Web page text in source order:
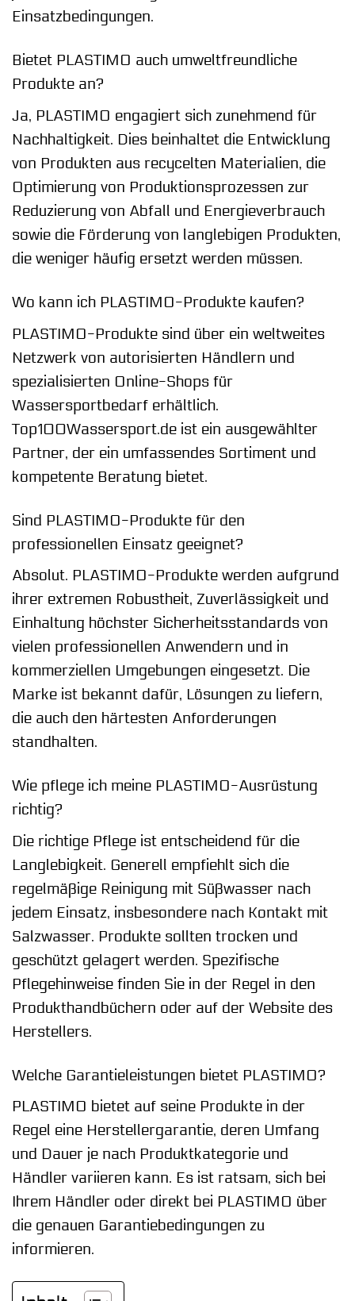
Einsatzbedingungen.
Bietet PLASTIMO auch umweltfreundliche
Produkte an?
Ja, PLASTIMO engagiert sich zunehmend für
Nachhaltigkeit. Dies beinhaltet die Entwicklung
von Produkten aus recycelten Materialien, die
Optimierung von Produktionsprozessen zur
Reduzierung von Abfall und Energieverbrauch
sowie die Förderung von langlebigen Produkten,
die weniger häufig ersetzt werden müssen.
Wo kann ich PLASTIMO-Produkte kaufen?
PLASTIMO-Produkte sind über ein weltweites
Netzwerk von autorisierten Händlern und
spezialisierten Online-Shops für
Wassersportbedarf erhältlich.
Top100Wassersport.de ist ein ausgewählter
Partner, der ein umfassendes Sortiment und
kompetente Beratung bietet.
Sind PLASTIMO-Produkte für den
professionellen Einsatz geeignet?
Absolut. PLASTIMO-Produkte werden aufgrund
ihrer extremen Robustheit, Zuverlässigkeit und
Einhaltung höchster Sicherheitsstandards von
vielen professionellen Anwendern und in
kommerziellen Umgebungen eingesetzt. Die
Marke ist bekannt dafür, Lösungen zu liefern,
die auch den härtesten Anforderungen
standhalten.
Wie pflege ich meine PLASTIMO-Ausrüstung
richtig?
Die richtige Pflege ist entscheidend für die
Langlebigkeit. Generell empfiehlt sich die
regelmäßige Reinigung mit Süßwasser nach
jedem Einsatz, insbesondere nach Kontakt mit
Salzwasser. Produkte sollten trocken und
geschützt gelagert werden. Spezifische
Pflegehinweise finden Sie in der Regel in den
Produkthandbüchern oder auf der Website des
Herstellers.
Welche Garantieleistungen bietet PLASTIMO?
PLASTIMO bietet auf seine Produkte in der
Regel eine Herstellergarantie, deren Umfang
und Dauer je nach Produktkategorie und
Händler variieren kann. Es ist ratsam, sich bei
Ihrem Händler oder direkt bei PLASTIMO über
die genauen Garantiebedingungen zu
informieren.